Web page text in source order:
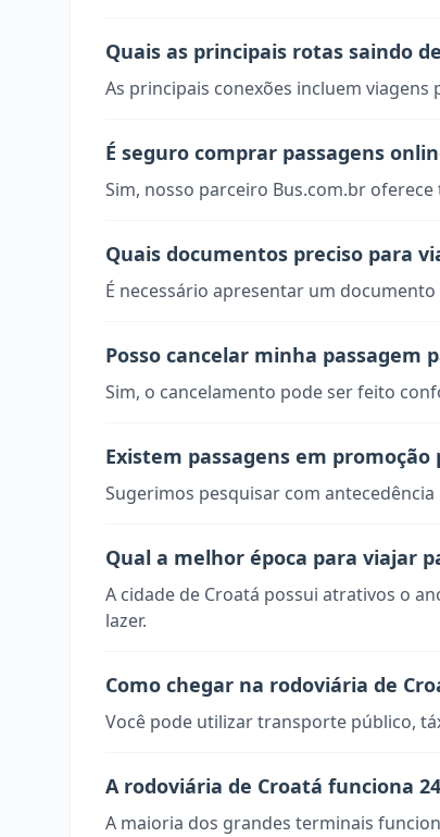
Quais as principais rotas saindo
As principais conexões incluem
É seguro comprar passagens
Sim, nosso parceiro Bus.com.br
Quais documentos preciso para
É necessário apresentar um
Posso cancelar minha passagem
Sim, o cancelamento pode ser feito
Existem passagens em promoção
Sugerimos pesquisar com
Qual a melhor época para viajar
A cidade de Croatá possui atrativos o
lazer.
Como chegar na rodoviária de
Você pode utilizar transporte público,
A rodoviária de Croatá funciona
A maioria dos grandes terminais